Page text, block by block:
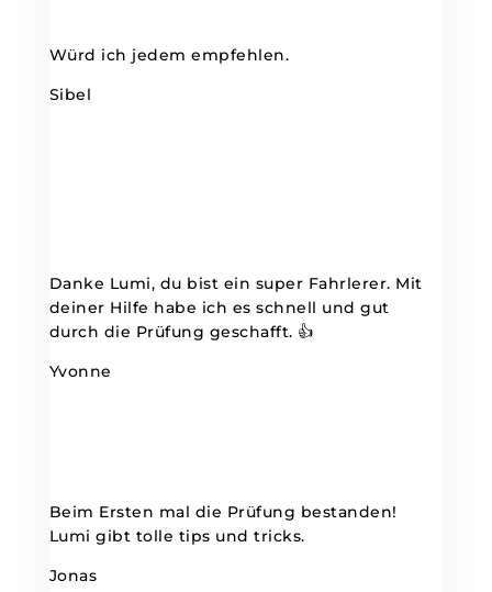
Würd ich jedem empfehlen.
Sibel
Danke Lumi, du bist ein super Fahrlerer. Mit
deiner Hilfe habe ich es schnell und gut
durch die Prüfung geschafft. 👍
Yvonne
Beim Ersten mal die Prüfung bestanden!
Lumi gibt tolle tips und tricks.
Jonas